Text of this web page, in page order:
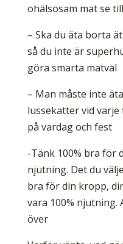
ohälsosam mat se
– Ska du äta borta
så du inte är
göra smarta matval
– Man måste inte
lussekatter vid varje
på vardag och fest
-Tänk 100% bra för
njutning. Det du
bra för din kropp,
vara 100% njutning.
över